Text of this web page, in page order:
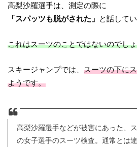
高梨沙羅選手は、測定の際に
「スパッツも脱がされた」 と話してい
これはスーツのことではないのでし
スキージャンプでは、スーツの下に
ようです。
高梨沙羅選手などが被害にあった、
の女子選手のスーツ検査。通常とは